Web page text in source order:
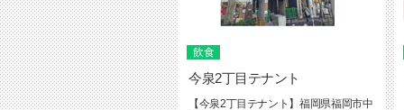
飲食
今泉2丁目テナント
【今泉2丁目テナント】福岡県福岡市中